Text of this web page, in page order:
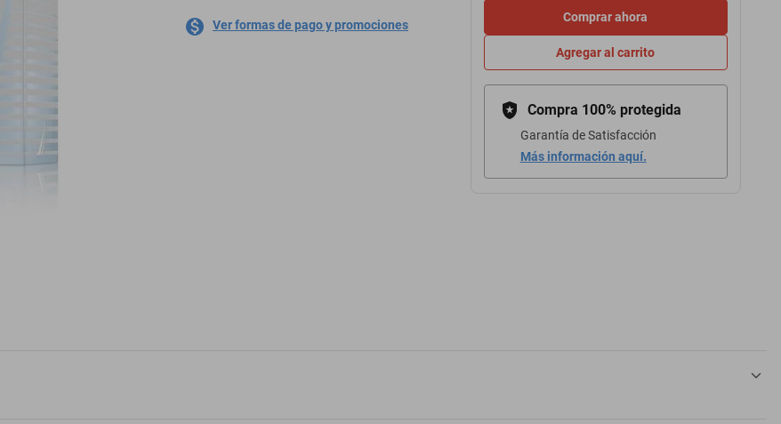
Ver formas de pago y promociones
Comprar ahora
Agregar al carrito
Compra 100% protegida
Garantía de Satisfacción
Más información aquí.